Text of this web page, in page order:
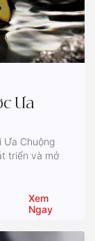
Ưa
Ưa Chuộng
triển và mở
Xem
Ngay